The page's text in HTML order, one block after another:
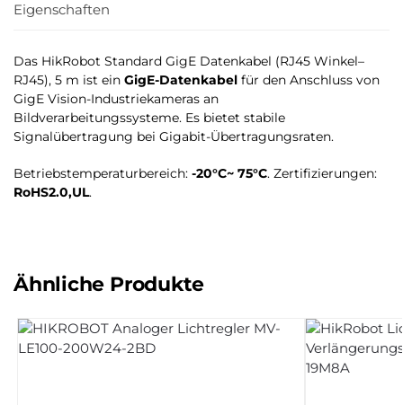
Eigenschaften
Das HikRobot Standard GigE Datenkabel (RJ45 Winkel–
RJ45), 5 m ist ein GigE-Datenkabel für den Anschluss von
GigE Vision-Industriekameras an
Bildverarbeitungssysteme. Es bietet stabile
Signalübertragung bei Gigabit-Übertragungsraten.
Betriebstemperaturbereich: -20°C~ 75°C. Zertifizierungen:
RoHS2.0,UL.
Ähnliche Produkte